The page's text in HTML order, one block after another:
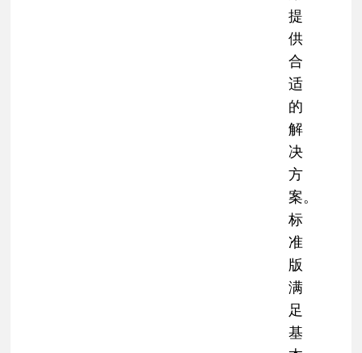
提
供
合
适
的
解
决
方
案。
标
准
版
满
足
基